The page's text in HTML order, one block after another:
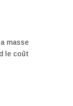
masse
le coût